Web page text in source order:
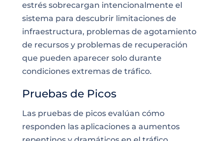
estrés sobrecargan intencionalmente el
sistema para descubrir limitaciones de
infraestructura, problemas de agotamiento
de recursos y problemas de recuperación
que pueden aparecer solo durante
condiciones extremas de tráfico.
Pruebas de Picos
Las pruebas de picos evalúan cómo
responden las aplicaciones a aumentos